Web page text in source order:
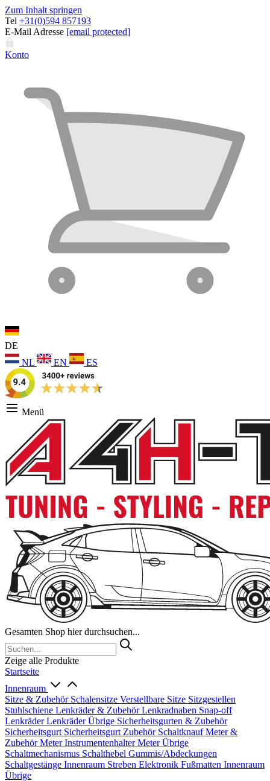
Zum Inhalt springen
Tel +31(0)594 857193
E-Mail Adresse [email protected]
Konto
DE
NL
EN ES
Menü
Gesamten Shop hier durchsuchen...
Zeige alle Produkte
Startseite
Innenraum
Sitze & Zubehör Schalensitze Verstellbare Sitze Sitzgestellen
Stuhlschiene Lenkräder & ZubehörLenkradnaben Snap-off
LenkräderLenkräder Übrige Sicherheitsgurten & Zubehör
Sicherheitsgurt Sicherheitsgurt Zubehör SchaltknaufMeter &
ZubehörMeterInstrumentenhalterMeter Übrige
Schaltmechanismus Schalthebel Gummis/Abdeckungen
Schaltgestänge Innenraum Streben Elektronik Fußmatten Innenraum
Übrige